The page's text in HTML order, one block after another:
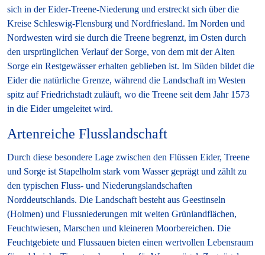
sich in der Eider-Treene-Niederung und erstreckt sich über die
Kreise Schleswig-Flensburg und Nordfriesland. Im Norden und
Nordwesten wird sie durch die Treene begrenzt, im Osten durch
den ursprünglichen Verlauf der Sorge, von dem mit der Alten
Sorge ein Restgewässer erhalten geblieben ist. Im Süden bildet die
Eider die natürliche Grenze, während die Landschaft im Westen
spitz auf Friedrichstadt zuläuft, wo die Treene seit dem Jahr 1573
in die Eider umgeleitet wird.
Artenreiche Flusslandschaft
Durch diese besondere Lage zwischen den Flüssen Eider, Treene
und Sorge ist Stapelholm stark vom Wasser geprägt und zählt zu
den typischen Fluss- und Niederungslandschaften
Norddeutschlands. Die Landschaft besteht aus Geestinseln
(Holmen) und Flussniederungen mit weiten Grünlandflächen,
Feuchtwiesen, Marschen und kleineren Moorbereichen. Die
Feuchtgebiete und Flussauen bieten einen wertvollen Lebensraum